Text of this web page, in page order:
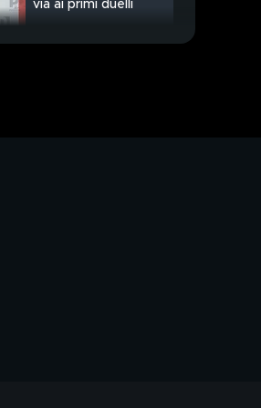
via ai primi duelli